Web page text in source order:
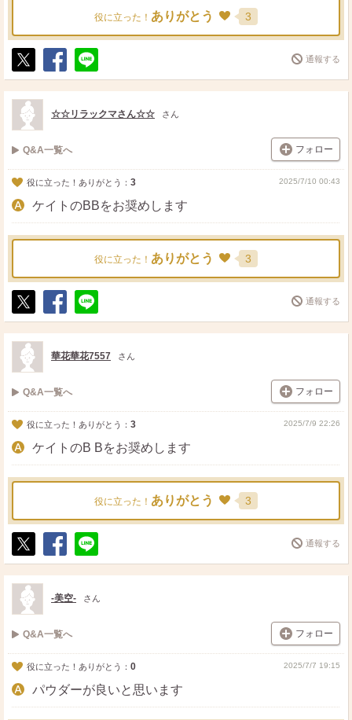
役に立った！ ありがとう 3
ポ
ス
ト
シ
ェ
送
る
通報する
☆☆リラックマさん☆☆ さん
Q&A一覧へ フォロー
役に立った！ありがとう： 3 2025/7/10 00:43
ケイトのBBをお奨めします
役に立った！ ありがとう 3
ポ
ス
ト
シ
ェ
送
る
通報する
華花華花7557 さん
Q&A一覧へ フォロー
役に立った！ありがとう： 3 2025/7/9 22:26
ケイトのB Bをお奨めします
役に立った！ ありがとう 3
ポ
ス
ト
シ
ェ
送
る
通報する
-美空- さん
Q&A一覧へ フォロー
役に立った！ありがとう： 0 2025/7/7 19:15
パウダーが良いと思います